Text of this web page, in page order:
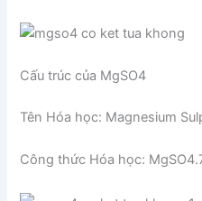
Cấu trúc của MgSO4
Tên Hóa học: Magnesium
Công thức Hóa học: